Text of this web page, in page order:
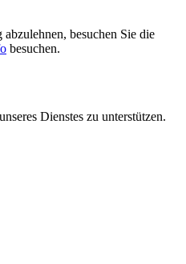
besuchen Sie die
besuchen.
Dienstes zu unterstützen.